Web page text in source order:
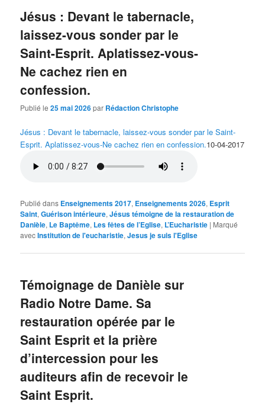
Jésus : Devant le tabernacle,
laissez-vous sonder par le
Saint-Esprit. Aplatissez-vous-
Ne cachez rien en
confession.
Publié le25 mai 2026par Rédaction Christophe
Jésus : Devant le tabernacle, laissez-vous sonder par le Saint-
Esprit. Aplatissez-vous-Ne cachez rien en confession.10-04-2017
Publié dans Enseignements 2017, Enseignements 2026, Esprit
Saint,Guérison intérieure,Jésus témoigne de la restauration de
Danièle, Le Baptême, Les fêtes de l’Eglise, L’Eucharistie | Marqué
avecInstitution de l'eucharistie,Jesus je suis l'Eglise
Témoignage de Danièle sur
Radio Notre Dame. Sa
restauration opérée par le
Saint Esprit et la prière
d’intercession pour les
auditeurs afin de recevoir le
Saint Esprit.